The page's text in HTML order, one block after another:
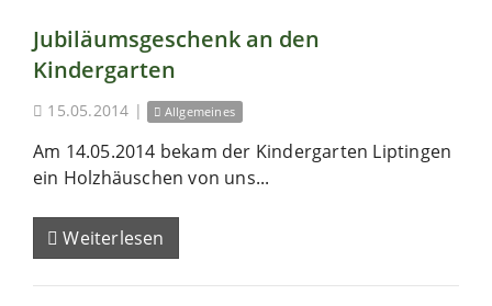
Jubiläumsgeschenk an den
Kindergarten
15.05.2014 | Allgemeines
Am 14.05.2014 bekam der Kindergarten Liptingen
ein Holzhäuschen von uns...
Weiterlesen